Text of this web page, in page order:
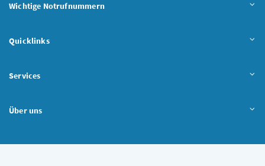
Wichtige Notrufnummern
Quicklinks
Services
Über uns